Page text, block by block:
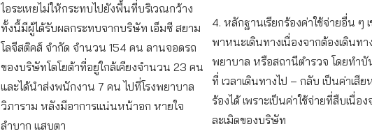
ไอระเหยไม่ให้กระทบไปยังพื้นที่บริเวณกว้าง
ทั้งนี้มีผู้ได้รับผลกระทบจากบริษัท เอ็มซี สยาม
โลจีสติคส์ จำกัด จำนวน 154 คน ลานจอดรถ
ของบริษัทโตโยต้าที่อยู่ใกล้เคียงจำนวน 23 คน
และได้นำส่งพนักงาน 7 คน ไปที่โรงพยาบาล
วิภาราม หลังมีอาการแน่นหน้าอก หายใจ
ลำบาก แสบตา
4. หลักฐานเรียกร้องค่าใช้จ่ายอื่น ๆ
พาหนะเดินทางเนื่องจากต้องเดินทา
พยาบาล หรือสถานีตำรวจ โดยทำ
ที่ เวลาเดินทางไป – กลับ เป็นค่าเสีย
ร้องได้ เพราะเป็นค่าใช้จ่ายที่สืบเนื่อ
ละเมิดของบริษัท